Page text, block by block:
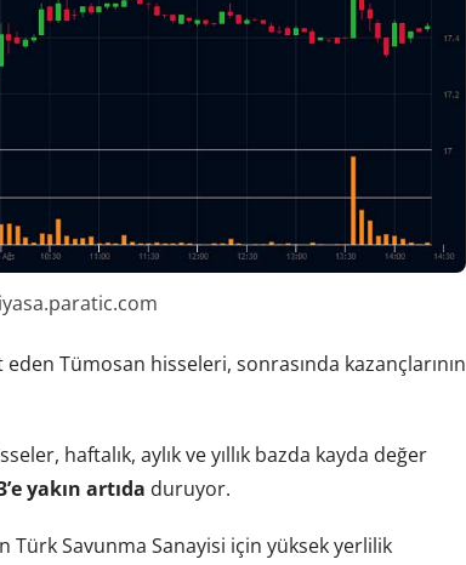
Tümosan hisseleri, sonrasında kazançlarının
haftalık, aylık ve yıllık bazda kayda değer
yakın artıda duruyor.
Türk Savunma Sanayisi için yüksek yerlilik